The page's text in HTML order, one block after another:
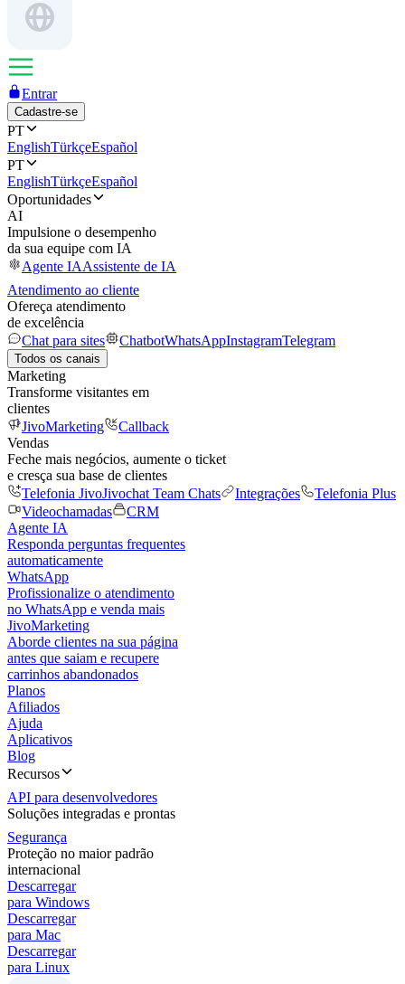
Entrar
Cadastre-se
PT
EnglishTürkçeEspañol
PT
EnglishTürkçeEspañol
Oportunidades
AI
Impulsione o desempenho
da sua equipe com IA
Agente IAAssistente de IA
Atendimento ao cliente
Ofereça atendimento
de excelência
Chat para sites
ChatbotWhatsAppInstagramTelegram
Todos os canais
Marketing
Transforme visitantes em
clientes
JivoMarketing
Callback
Vendas
Feche mais negócios, aumente o ticket
e cresça sua base de clientes
Telefonia JivoJivochat Team Chats Integrações
Telefonia Plus
Videochamadas
CRM
Agente IA
Responda perguntas frequentes
automaticamente
WhatsApp
Profissionalize o atendimento
no WhatsApp e venda mais
JivoMarketing
Aborde clientes na sua página
antes que saiam e recupere
carrinhos abandonados
Planos
Afiliados
Ajuda
Aplicativos
Blog
Recursos
API para desenvolvedores
Soluções integradas e prontas
Segurança
Proteção no maior padrão
internacional
Descarregar
para Windows
Descarregar
para Mac
Descarregar
para Linux